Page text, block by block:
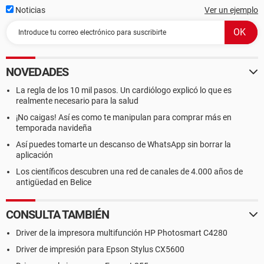
Dirección MAC primaria 00-08-54-9D-40-1E
Placa de red Realtek RTL8185 54M Wireless LAN Network
Adapter (192. [ TRIAL VERSION ])
2000 OHCI PHY/Link-Layer Controller (PHY: TI TSB41AB1/2)
Controlador USB1 Intel 82801IB ICH9 - USB Universal Host
Controller [A-2]
Controlador USB1 Intel 82801IB ICH9 - USB Universal Host
Controller [A-2]
Controlador USB1 Intel 82801IB ICH9 - USB Universal Host
Controller [A-2]
Controlador USB1 Intel 82801IB ICH9 - USB Universal Host
Controller [A-2]
Controlador USB1 Intel 82801IB ICH9 - USB Universal Host
Controlador USB1 Intel 82801IB ICH9 - USB Universal Host
Controller [A-2]
Controlador USB2 Intel 82801IB ICH9 - USB2 Enhanced Host
Controlador USB2 Intel 82801IB ICH9 - USB2 Enhanced Host
Noticias Ver un ejemplo
NOVEDADES
La regla de los 10 mil pasos. Un cardiólogo explicó lo que es
realmente necesario para la salud
¡No caigas! Así es como te manipulan para comprar más en
temporada navideña
Así puedes tomarte un descanso de WhatsApp sin borrar la
aplicación
Los científicos descubren una red de canales de 4.000 años de
antigüedad en Belice
CONSULTA TAMBIÉN
Driver de la impresora multifunción HP Photosmart C4280
Driver de impresión para Epson Stylus CX5600